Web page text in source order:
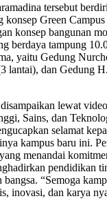
tersebut
konsep Green
konsep bangunan
berdaya tampung
yaitu Gedung
lantai), dan Gedung
lewat
Sains, dan
selamat
kampus baru ini.
menandai
pendidikan
“Semoga
inovasi, dan karya